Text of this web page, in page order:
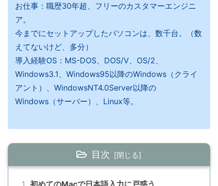
お仕事：職歴30年超、フリーのカスタマーエンジニ
ア。
今までにセットアップしたパソコンは、数千台。（数
えてないけど、多分）
導入経験OS：MS-DOS、DOS/V、OS/2、
Windows3.1、Windows95以降のWindows（クライ
アント）、WindowsNT4.0Server以降の
Windows（サーバー）、Linux等。
目次
初めてのMacで日本語入力に戸惑う